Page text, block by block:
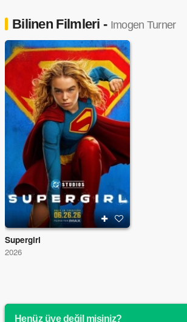
Bilinen Filmleri - Imogen Turner
Supergirl
2026
Henüz üye değil misiniz?